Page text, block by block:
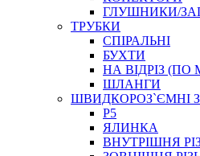
ГЛУШНИКИ/
ТРУБКИ
СПІРАЛЬНІ
БУХТИ
НА ВІДРІЗ (ПО
ШЛАНГИ
ШВИДКОРОЗ`ЄМНІ
P5
ЯЛИНКА
ВНУТРІШНЯ